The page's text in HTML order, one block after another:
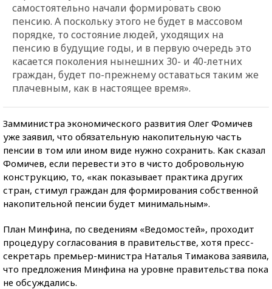
самостоятельно начали формировать свою
пенсию. А поскольку этого не будет в массовом
порядке, то состояние людей, уходящих на
пенсию в будущие годы, и в первую очередь это
касается поколения нынешних 30- и 40-летних
граждан, будет по-прежнему оставаться таким же
плачевным, как в настоящее время».
Замминистра экономического развития Олег Фомичев
уже заявил, что обязательную накопительную часть
пенсии в том или ином виде нужно сохранить. Как сказал
Фомичев, если перевести это в чисто добровольную
конструкцию, то, «как показывает практика других
стран, стимул граждан для формирования собственной
накопительной пенсии будет минимальным».
План Минфина, по сведениям «Ведомостей», проходит
процедуру согласования в правительстве, хотя пресс-
секретарь премьер-министра Наталья Тимакова заявила,
что предложения Минфина на уровне правительства пока
не обсуждались.